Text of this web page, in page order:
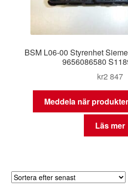
BSM L06-00 Styrenhet
9656086580
kr2 847
Meddela när
Läs mer